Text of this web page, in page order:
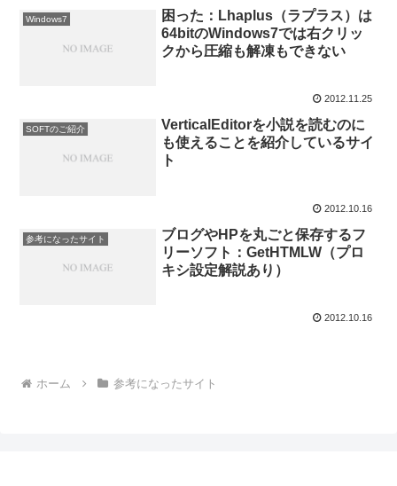
Windows7
困った：Lhaplus（ラプラス）は
64bitのWindows7では右クリッ
クから圧縮も解凍もできない
2012.11.25
SOFTのご紹介
VerticalEditorを小説を読むのに
も使えることを紹介しているサイ
ト
2012.10.16
参考になったサイト
ブログやHPを丸ごと保存するフ
リーソフト：GetHTMLW（プロ
キシ設定解説あり）
2012.10.16
ホーム 参考になったサイト